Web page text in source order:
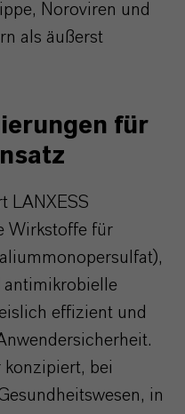
Noroviren und
als äußerst
für
LANXESS
Wirkstoffe für
antimikrobielle
effizient und
konzipiert, bei
in